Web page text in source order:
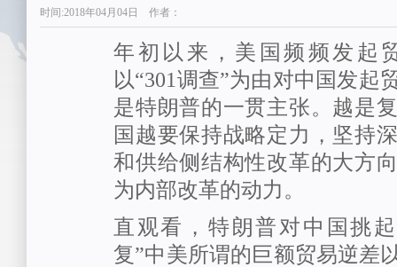
时间:2018年04月04日 作者：
年初以来，美国频频发起
以“301调查”为由对中国发起
是特朗普的一贯主张。越是
国越要保持战略定力，坚持
和供给侧结构性改革的大方
为内部改革的动力。
直观看，特朗普对中国挑
复”中美所谓的巨额贸易逆差